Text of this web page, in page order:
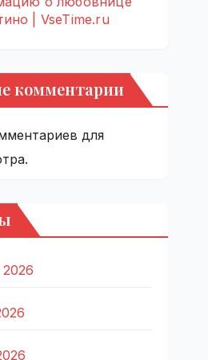
| VseTime.ru
комментарии
для